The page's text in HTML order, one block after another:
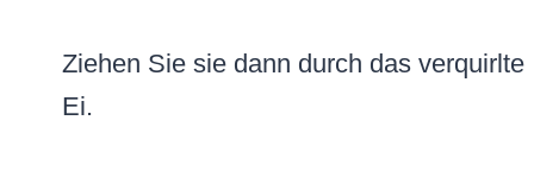
Ziehen Sie sie dann durch das verquirlte
Ei.